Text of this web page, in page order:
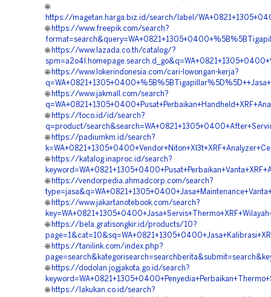
🌐
https://magetan.harga.biz.id/search/label/
🌐 https://www.freepik.com/search?
🌐 https://www.lazada.co.th/catalog/?
🌐 https://www.lokerindonesia.com/cari-lowongan-kerja?
🌐 https://www.jakmall.com/search?
🌐 https://toco.id/id/search?
q=product/
🌐 https://padiumkm.id/search?
🌐 https://katalog.inaproc.id/search?
🌐 https://vendorpedia.ahmadcorp.com/search?
🌐 https://www.jakartanotebook.com/search?
🌐 https://bela.gratisongkir.id/products/10?
🌐 https://tanilink.com/index.php?
🌐 https://dodolan.jogjakota.go.id/search?
🌐 https://lakukan.co.id/search?